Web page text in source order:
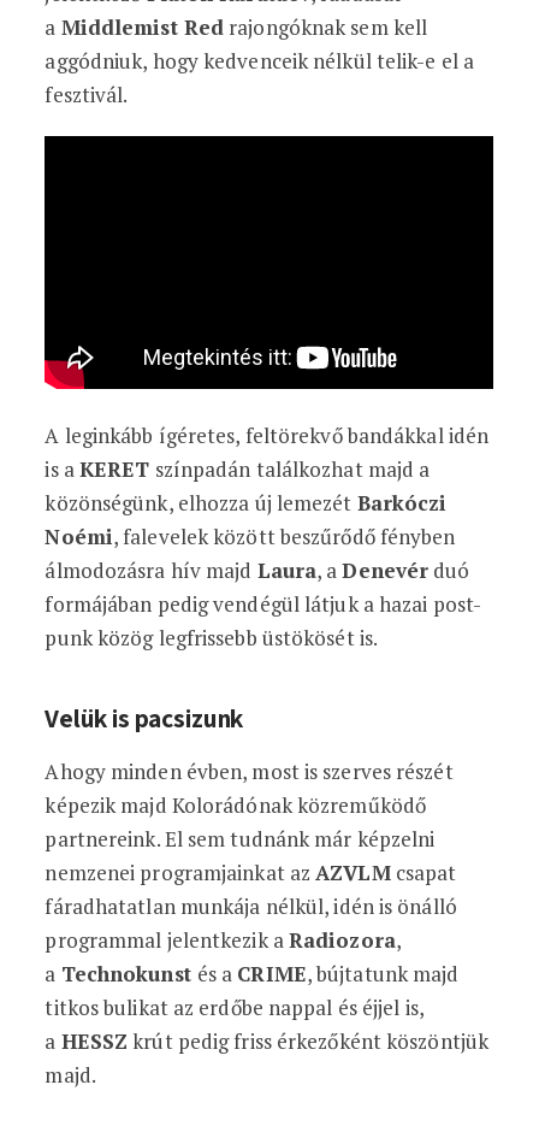
a Middlemist Red rajongóknak sem kell
aggódniuk, hogy kedvenceik nélkül telik-e el a
fesztivál.
A leginkább ígéretes, feltörekvő bandákkal idén
is aKERET színpadán találkozhat majd a
közönségünk, elhozza új lemezét Barkóczi
Noémi, falevelek között beszűrődő fényben
álmodozásra hív majd Laura, aDenevér duó
formájában pedig vendégül látjuk a hazai post-
punk közög legfrissebb üstökösét is.
Velük is pacsizunk
Ahogy minden évben, most is szerves részét
képezik majd Kolorádónak közreműködő
partnereink. El sem tudnánk már képzelni
nemzenei programjainkat azAZVLMcsapat
fáradhatatlan munkája nélkül, idén is önálló
programmal jelentkezik aRadiozora,
a Technokunst és a CRIME, bújtatunk majd
titkos bulikat az erdőbe nappal és éjjel is,
a HESSZ krút pedig friss érkezőként köszöntjük
majd.